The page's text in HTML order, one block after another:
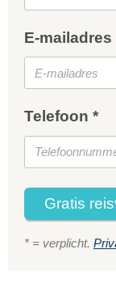
E-mailadres
Telefoon *
Gratis
* = verplicht.